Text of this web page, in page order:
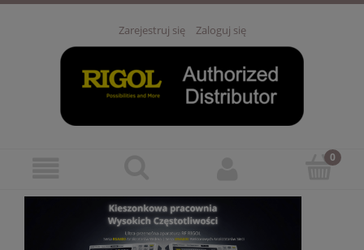
Zarejestruj się Zaloguj się